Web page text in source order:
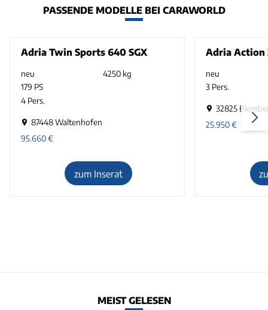
PASSENDE MODELLE BEI CARAWORLD
Adria Twin Sports 640 SGX
neu
4250 kg
179 PS
4 Pers.
87448 Waltenhofen
95.660€
zum Inserat
Adria Action
neu
3 Pers.
32825
25.950€
MEIST GELESEN